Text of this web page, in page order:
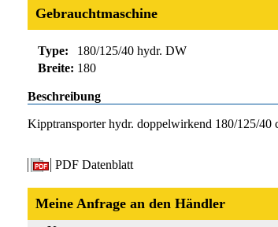
Gebrauchtmaschine
Type:
180/125/40 hydr. DW
Breite: 180
Beschreibung
Kipptransporter hydr. doppelwirkend 180/125/40
PDF Datenblatt
Meine Anfrage an den Händler